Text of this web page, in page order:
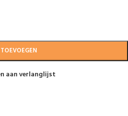
TOEVOEGEN
aan verlanglijst